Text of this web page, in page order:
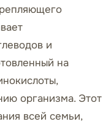
и
на
организма. Этот
всей семьи,